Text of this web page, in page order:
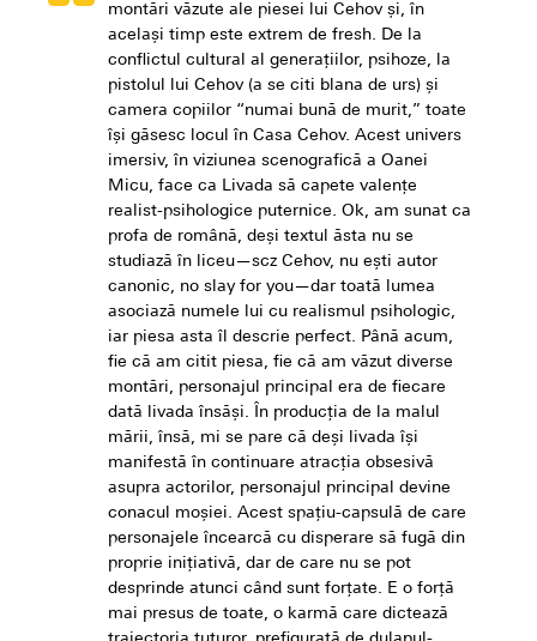
montări văzute ale piesei lui Cehov și, în
același timp este extrem de fresh. De la
conflictul cultural al generațiilor, psihoze, la
pistolul lui Cehov (a se citi blana de urs) și
camera copiilor “numai bună de murit,” toate
își găsesc locul în Casa Cehov. Acest univers
imersiv, în viziunea scenografică a Oanei
Micu, face ca Livada să capete valențe
realist-psihologice puternice. Ok, am sunat ca
profa de română, deși textul ăsta nu se
studiază în liceu—scz Cehov, nu ești autor
canonic, no slay for you—dar toată lumea
asociază numele lui cu realismul psihologic,
iar piesa asta îl descrie perfect. Până acum,
fie că am citit piesa, fie că am văzut diverse
montări, personajul principal era de fiecare
dată livada însăși. În producția de la malul
mării, însă, mi se pare că deși livada își
manifestă în continuare atracția obsesivă
asupra actorilor, personajul principal devine
conacul moșiei. Acest spațiu-capsulă de care
personajele încearcă cu disperare să fugă din
proprie inițiativă, dar de care nu se pot
desprinde atunci când sunt forțate. E o forță
mai presus de toate, o karmă care dictează